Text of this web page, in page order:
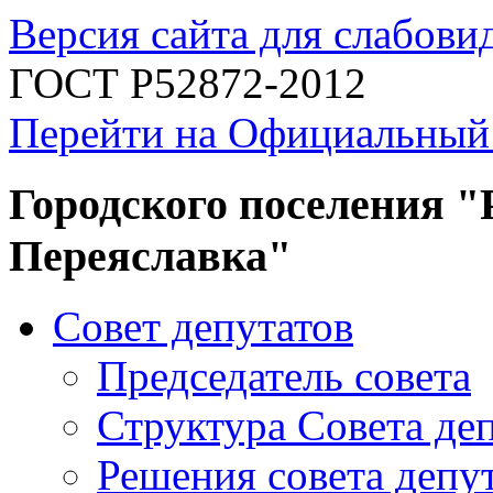
Версия сайта для
ГОСТ Р52872-2012
Перейти на
Городского поселения
Переяславка"
Совет депутатов
Председатель совета
Структура Совета
Решения совета